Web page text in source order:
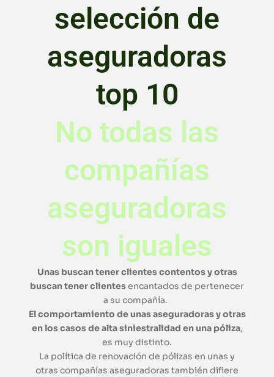
selección de
aseguradoras
top 10
No todas las
compañías
aseguradoras
son iguales
Unas buscan tener clientes contentos y otras
buscan tener clientesencantados de pertenecer
a su compañía.
El comportamiento de unas aseguradoras y otras
en los casos de alta siniestralidad en una póliza,
es muy distinto.
La política de renovación de pólizas en unas y
otras compañías aseguradoras también difiere